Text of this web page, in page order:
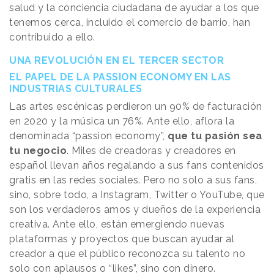
salud y la conciencia ciudadana de ayudar a los que
tenemos cerca, incluido el comercio de barrio, han
contribuido a ello.
UNA REVOLUCIÓN EN EL TERCER SECTOR
EL PAPEL DE LA PASSION ECONOMY EN LAS
INDUSTRIAS CULTURALES
Las artes escénicas perdieron un 90% de facturación
en 2020 y la música un 76%. Ante ello, aflora la
denominada “passion economy”, que tu pasión sea
tu negocio. Miles de creadoras y creadores en
español llevan años regalando a sus fans contenidos
gratis en las redes sociales. Pero no solo a sus fans,
sino, sobre todo, a Instagram, Twitter o YouTube, que
son los verdaderos amos y dueños de la experiencia
creativa. Ante ello, están emergiendo nuevas
plataformas y proyectos que buscan ayudar al
creador a que el público reconozca su talento no
solo con aplausos o “likes”, sino con dinero.